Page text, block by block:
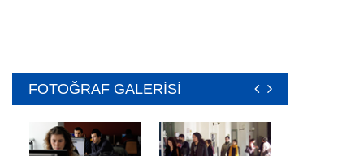
FOTOĞRAF GALERİSİ